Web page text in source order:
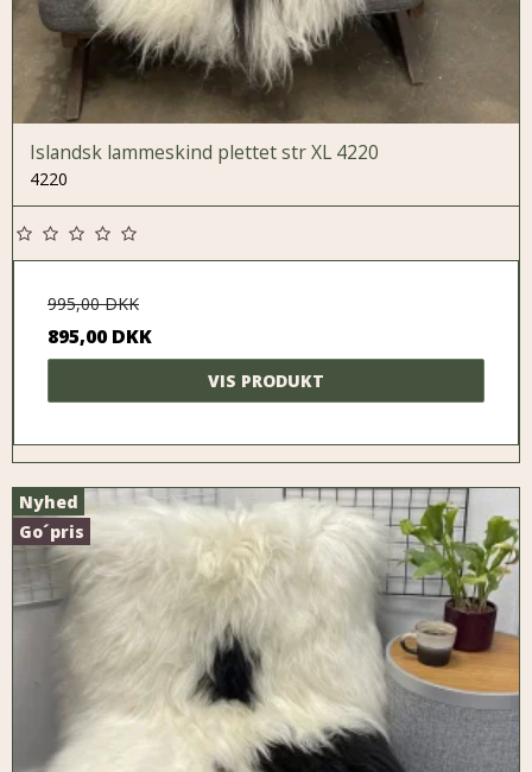
Islandsk lammeskind plettet str XL 4220
4220
995,00 DKK
895,00 DKK
VIS PRODUKT
Nyhed
Go´pris